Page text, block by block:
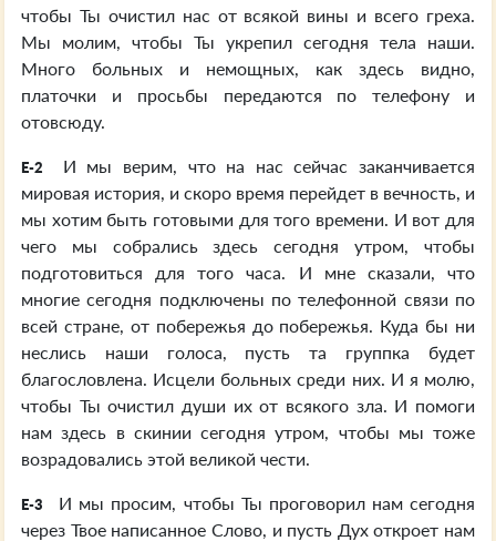
чтобы Ты очистил нас от всякой вины и всего греха.
Мы молим, чтобы Ты укрепил сегодня тела наши.
Много больных и немощных, как здесь видно,
платочки и просьбы передаются по телефону и
отовсюду.
E-2
И мы верим, что на нас сейчас заканчивается
мировая история, и скоро время перейдет в вечность, и
мы хотим быть готовыми для того времени. И вот для
чего мы собрались здесь сегодня утром, чтобы
подготовиться для того часа. И мне сказали, что
многие сегодня подключены по телефонной связи по
всей стране, от побережья до побережья. Куда бы ни
неслись наши голоса, пусть та группка будет
благословлена. Исцели больных среди них. И я молю,
чтобы Ты очистил души их от всякого зла. И помоги
нам здесь в скинии сегодня утром, чтобы мы тоже
возрадовались этой великой чести.
E-3
И мы просим, чтобы Ты проговорил нам сегодня
через Твое написанное Слово, и пусть Дух откроет нам